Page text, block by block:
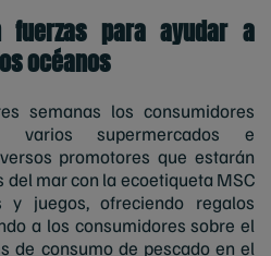
fuerzas para ayudar a
océanos
s semanas los consumidores
varios supermercados e
promotores que estarán
mar con la ecoetiqueta MSC
y juegos, ofreciendo regalos
a los consumidores sobre el
de consumo de pescado en el